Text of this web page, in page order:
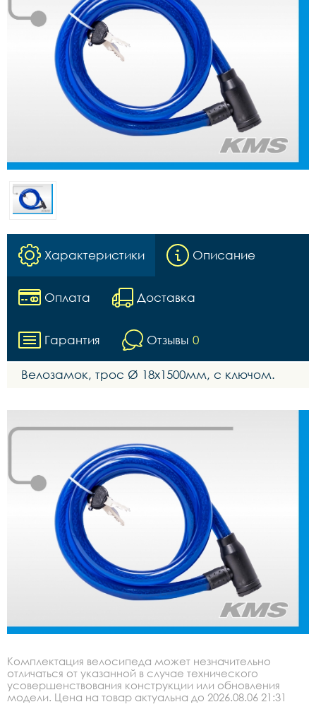
Характеристики Описание
Оплата Доставка
Гарантия Отзывы 0
Велозамок, трос Ø 18x1500мм, с ключом.
Комплектация велосипеда может незначительно
отличаться от указанной в случае технического
усовершенствования конструкции или обновления
модели. Цена на товар актуальна до 2026.08.06 21:31